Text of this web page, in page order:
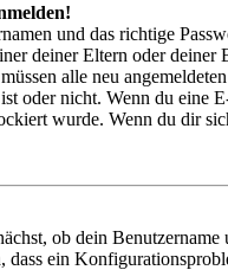
und das richtige
deiner Eltern oder
alle neu
oder nicht. Wenn du eine
wurde. Wenn du dir
ob dein
ein